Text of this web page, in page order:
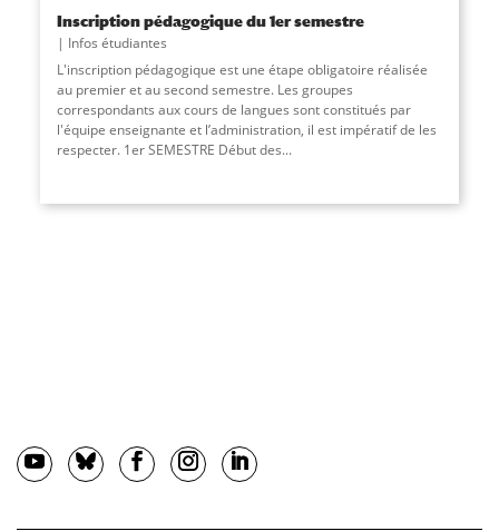
Inscription pédagogique du 1er semestre
Infos étudiantes
L'inscription pédagogique est une étape obligatoire réalisée
au premier et au second semestre. Les groupes
correspondants aux cours de langues sont constitués par
l'équipe enseignante et l’administration, il est impératif de les
respecter. 1er SEMESTRE Début des...